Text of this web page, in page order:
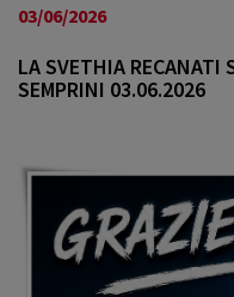
v
i
g
i
n
03/06/2026
LA SVETHIA RECANATI
SEMPRINI 03.06.2026